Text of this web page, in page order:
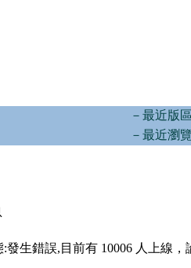
－最近版
－最近瀏
:發生錯誤,目前有 10006 人上線